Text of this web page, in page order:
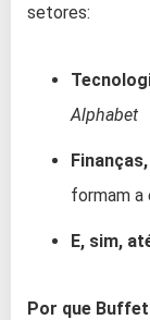
setores:
Alphabet
formam a
E, sim,
Por que